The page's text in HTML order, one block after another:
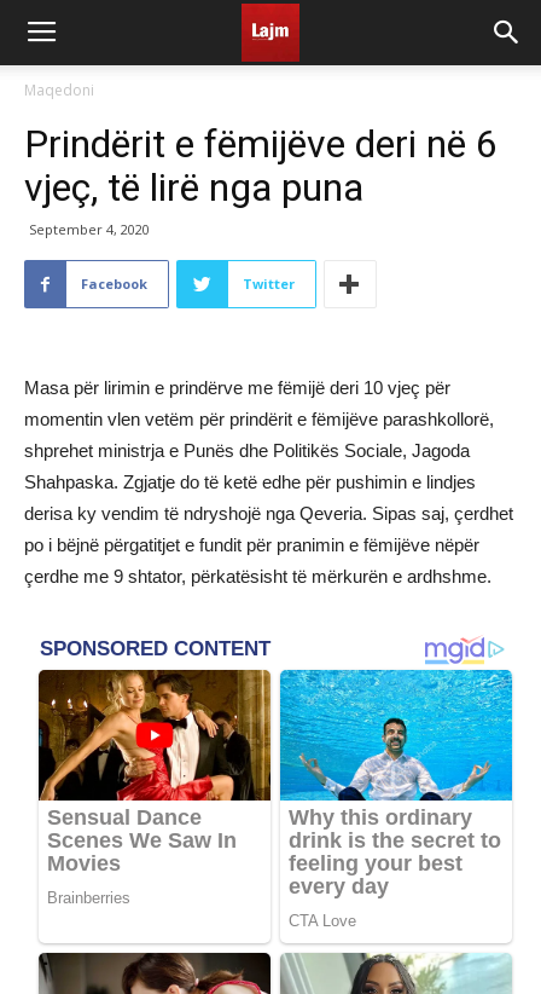
Maqedoni
Prindërit e fëmijëve deri në 6
vjeç, të lirë nga puna
September 4, 2020
Facebook Twitter
Masa për lirimin e prindërve me fëmijë deri 10 vjeç për
momentin vlen vetëm për prindërit e fëmijëve parashkollorë,
shprehet ministrja e Punës dhe Politikës Sociale, Jagoda
Shahpaska. Zgjatje do të ketë edhe për pushimin e lindjes
derisa ky vendim të ndryshojë nga Qeveria. Sipas saj, çerdhet
po i bëjnë përgatitjet e fundit për pranimin e fëmijëve nëpër
çerdhe me 9 shtator, përkatësisht të mërkurën e ardhshme.